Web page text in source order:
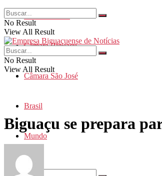
Santa Catarina
Câmara Biguaçu
Câmara São José
Brasil
Mundo
No Result
View All Result
No Result
View All Result
Biguaçu se prepara